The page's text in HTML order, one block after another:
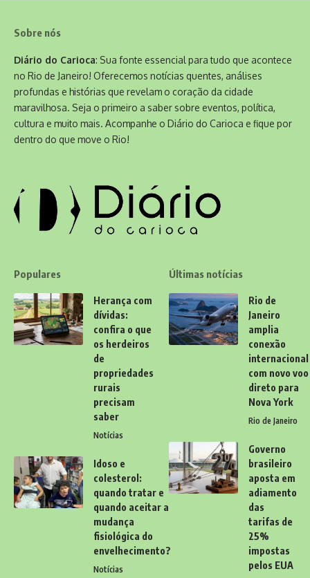
Sobre nós
Diário do Carioca: Sua fonte essencial para tudo que acontece
no Rio de Janeiro! Oferecemos notícias quentes, análises
profundas e histórias que revelam o coração da cidade
maravilhosa. Seja o primeiro a saber sobre eventos, política,
cultura e muito mais. Acompanhe o Diário do Carioca e fique por
dentro do que move o Rio!
Populares
Herança com
dívidas:
confira o que
os herdeiros
de
propriedades
rurais
precisam
saber
Notícias
Idoso e
colesterol:
quando tratar e
quando aceitar a
mudança
fisiológica do
envelhecimento?
Notícias
Últimas notícias
Rio de
Janeiro
amplia
conexão
internacional
com novo voo
direto para
Nova York
Rio de Janeiro
Governo
brasileiro
aposta em
adiamento
das
tarifas de
25%
impostas
pelos EUA